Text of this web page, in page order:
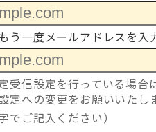
う一度メールアドレスを入
受信設定を行っている場
定への変更をお願いいたし
でご記入ください）